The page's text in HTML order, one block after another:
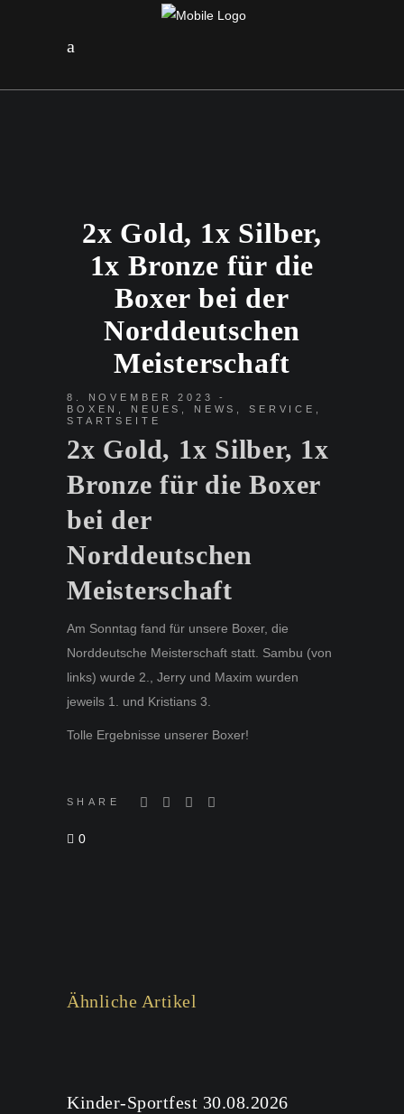
2x Gold, 1x Silber,
1x Bronze für die
Boxer bei der
Norddeutschen
Meisterschaft
8. NOVEMBER 2023
BOXEN
NEUES NEWS ,SERVICE
STARTSEITE
2x Gold, 1x Silber, 1x
Bronze für die Boxer
bei der
Norddeutschen
Meisterschaft
Am Sonntag fand für unsere Boxer, die
Norddeutsche Meisterschaft statt. Sambu (von
links) wurde 2., Jerry und Maxim wurden
jeweils 1. und Kristians 3.
Tolle Ergebnisse unserer Boxer!
SHARE
0
Ähnliche Artikel
Kinder-Sportfest 30.08.2026